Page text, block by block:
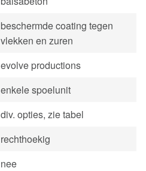
beschermde coating tegen
vlekken en zuren
evolve productions
enkele spoelunit
div. opties, zie tabel
rechthoekig
nee